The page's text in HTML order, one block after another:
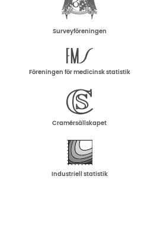
Surveyföreningen
Föreningen för medicinsk statistik
Cramérsällskapet
Industriell statistik